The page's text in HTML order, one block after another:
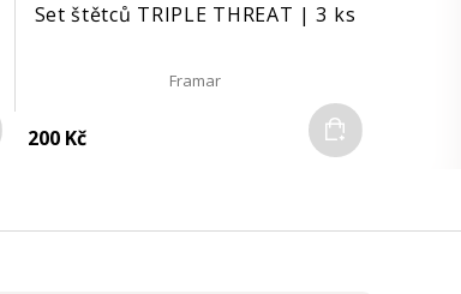
Do košíku
Set štětců TRIPLE THREAT | 3 ks
Framar
200 Kč Do košíku